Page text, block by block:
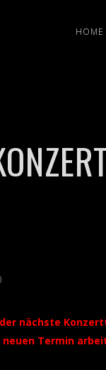
HOME
nächste
Termin